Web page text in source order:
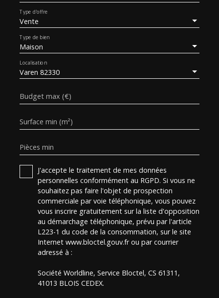
Vente
Type d'offre
Maison
Type de bien
Varen 82330
Localisation
Budget max (€)
Surface min (m²)
Pièces min
J'accepte le traitement de mes données
personnelles conformément au RGPD. Si vous ne
souhaitez pas faire l'objet de prospection
commerciale par voie téléphonique, vous pouvez
vous inscrire gratuitement sur la liste d'opposition
au démarchage téléphonique, prévu par l'article
L223-1 du code de la consommation, sur le site
Internet www.bloctel.gouv.fr ou par courrier
adressé à :
Société Worldline, Service Bloctel, CS 61311,
41013 BLOIS CEDEX.